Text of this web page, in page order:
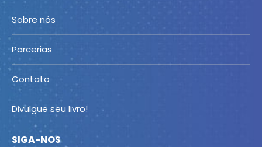
Sobre nós
Parcerias
Contato
Divulgue seu livro!
SIGA-NOS